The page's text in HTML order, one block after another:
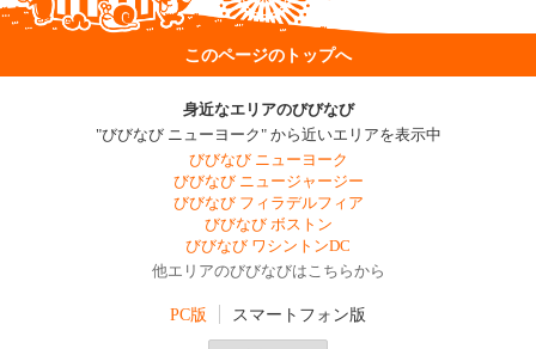
このページのトップへ
身近なエリアのびびなび
"びびなび ニューヨーク" から近いエリアを表示中
びびなび ニューヨーク
びびなび ニュージャージー
びびなび フィラデルフィア
びびなび ボストン
びびなび ワシントンDC
他エリアのびびなびはこちらから
PC版 スマートフォン版